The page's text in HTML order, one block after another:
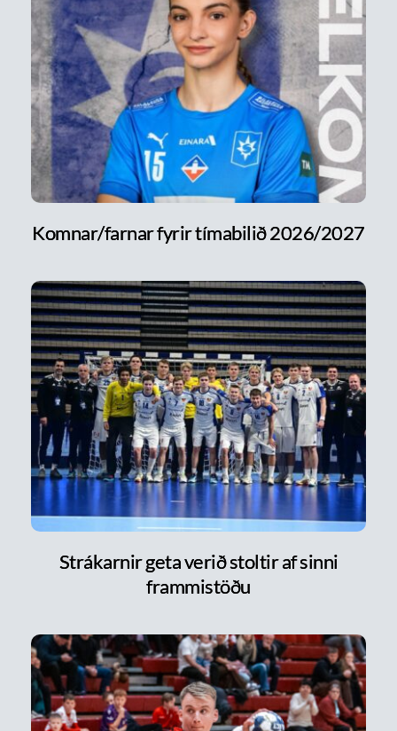
Komnar/farnar fyrir tímabilið 2026/2027
Strákarnir geta verið stoltir af sinni
frammistöðu